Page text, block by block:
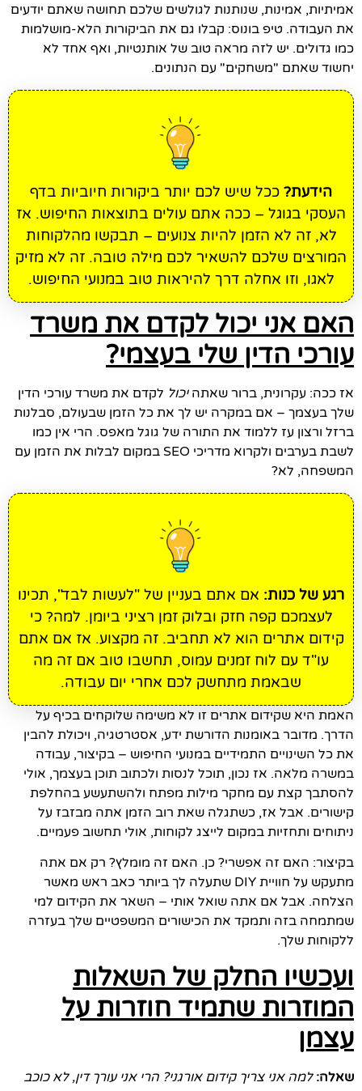
אמיתיות, אמינות, שנותנות לגולשים שלכם תחושה שאתם יודעים
את העבודה. טיפ בונוס: קבלו גם את הביקורות הלא-מושלמות
כמו גדולים. יש לזה מראה טוב של אותנטיות, ואף אחד לא
יחשוד שאתם "משחקים" עם הנתונים.
הידעת? ככל שיש לכם יותר ביקורות חיוביות בדף
העסקי בגוגל – ככה אתם עולים בתוצאות החיפוש. אז
לא, זה לא הזמן להיות צנועים – תבקשו מהלקוחות
המורצים שלכם להשאיר לכם מילה טובה. זה לא מזיק
לאגו, וזו אחלה דרך להיראות טוב במנועי החיפוש.
האם אני יכול לקדם את משרד
עורכי הדין שלי בעצמי?
אז ככה: עקרונית, ברור שאתהיכול לקדם את משרד עורכי הדין
שלך בעצמך – אם במקרה יש לך את כל הזמן שבעולם, סבלנות
ברזל ורצון עז ללמוד את התורה של גוגל מאפס. הרי אין כמו
לשבת בערבים ולקרוא מדריכי SEO במקום לבלות את הזמן עם
המשפחה, לא?
רגע של כנות: אם אתם בעניין של "לעשות לבד", תכינו
לעצמכם קפה חזק ובלוק זמן רציני ביומן. למה? כי
קידום אתרים הוא לא תחביב. זה מקצוע. אז אם אתם
עו"ד עם לוח זמנים עמוס, תחשבו טוב אם זה מה
שבאמת מתחשק לכם אחרי יום עבודה.
האמת היא שקידום אתרים זו לא משימה שלוקחים בכיף על
הדרך. מדובר באומנות הדורשת ידע, אסטרטגיה, ויכולת להבין
את כל השינויים התמידיים במנועי החיפוש – בקיצור, עבודה
במשרה מלאה. אז נכון, תוכל לנסות ולכתוב תוכן בעצמך, אולי
להסתבך קצת עם מחקר מילות מפתח ולהשתעשע בהחלפת
קישורים. אבל אז, כשתגלה שאת רוב הזמן אתה מבזבז על
ניתוחים ותחזיות במקום לייצג לקוחות, אולי תחשוב פעמיים.
בקיצור: האם זה אפשרי? כן. האם זה מומלץ? רק אם אתה
מתעקש על חוויית DIY שתעלה לך ביותר כאב ראש מאשר
הצלחה. אבל אם אתה שואל אותי – השאר את הקידום למי
שמתמחה בזה ותמקד את הכישורים המשפטיים שלך בעזרה
ללקוחות שלך.
ועכשיו החלק של השאלות
המוזרות שתמיד חוזרות על
עצמן
שאלה: למה אני צריך קידום אורגני? הרי אני עורך דין, לא כוכב